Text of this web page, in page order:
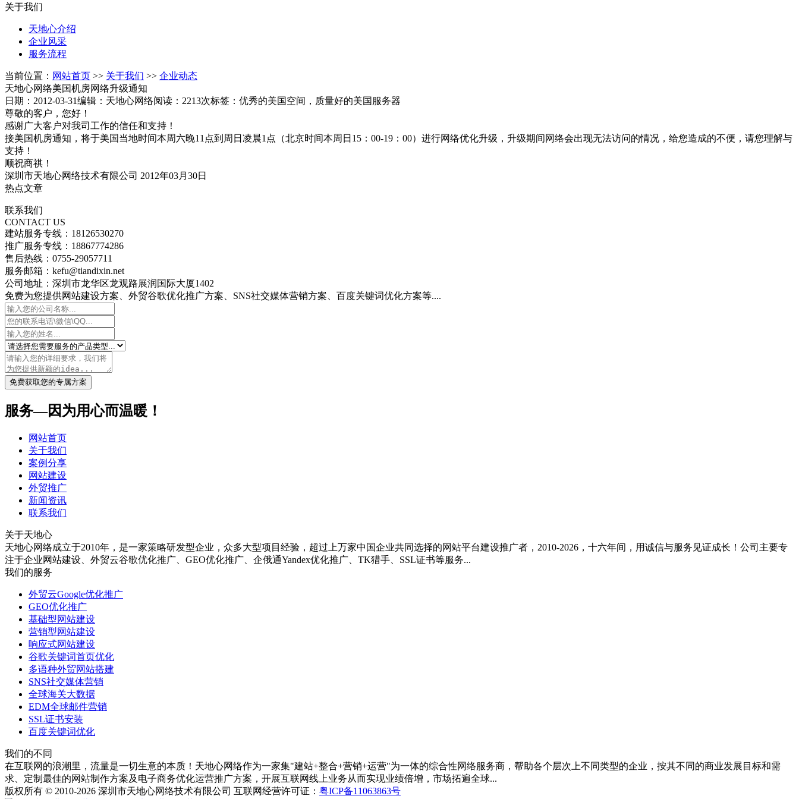
关于我们
天地心介绍
企业风采
服务流程
当前位置： 网站首页 >> 关于我们 >> 企业动态
天地心网络美国机房网络升级通知
日期：2012-03-31编辑：天地心网络阅读：2213次标签：优秀的美国空间，质量好的美国服务器
尊敬的客户，您好！
感谢广大客户对我司工作的信任和支持！
接美国机房通知，将于美国当地时间本周六晚11点到周日凌晨1点（北京时间本周日15：00-19：00）进行网络优化升级，升级期间网络会出现无法访问的情况，给您造成的不便，请您理解与
支持！
顺祝商祺！
深圳市天地心网络技术有限公司 2012年03月30日
热点文章
联系我们
CONTACT US
建站服务专线：18126530270
推广服务专线：18867774286
售后热线：0755-29057711
服务邮箱：kefu@tiandixin.net
公司地址：深圳市龙华区龙观路展润国际大厦1402
免费为您提供网站建设方案、外贸谷歌优化推广方案、SNS社交媒体营销方案、百度关键词优化方案等....
免费获取您的专属方案
服务—因为用心而温暖！
网站首页
关于我们
案例分享
网站建设
外贸推广
新闻资讯
联系我们
关于天地心
天地心网络成立于2010年，是一家策略研发型企业，众多大型项目经验，超过上万家中国企业共同选择的网站平台建设推广者，2010-2026，十六年间，用诚信与服务见证成长！公司主要专
注于企业网站建设、外贸云谷歌优化推广、GEO优化推广、企俄通Yandex优化推广、TK猎手、SSL证书等服务...
我们的服务
外贸云Google优化推广
GEO优化推广
基础型网站建设
营销型网站建设
响应式网站建设
谷歌关键词首页优化
多语种外贸网站搭建
SNS社交媒体营销
全球海关大数据
EDM全球邮件营销
SSL证书安装
百度关键词优化
我们的不同
在互联网的浪潮里，流量是一切生意的本质！天地心网络作为一家集"建站+整合+营销+运营"为一体的综合性网络服务商，帮助各个层次上不同类型的企业，按其不同的商业发展目标和需
求、定制最佳的网站制作方案及电子商务优化运营推广方案，开展互联网线上业务从而实现业绩倍增，市场拓遍全球...
版权所有 © 2010-2026 深圳市天地心网络技术有限公司 互联网经营许可证： 粤ICP备11063863号